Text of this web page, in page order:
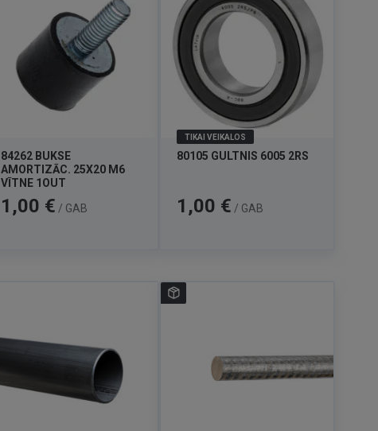
84262 BUKSE
AMORTIZĀC. 25X20 M6
VĪTNE 1OUT
Cena
1,00 € / GAB
TIKAI VEIKALOS
80105 GULTNIS 6005 2RS
Cena
1,00 € / GAB